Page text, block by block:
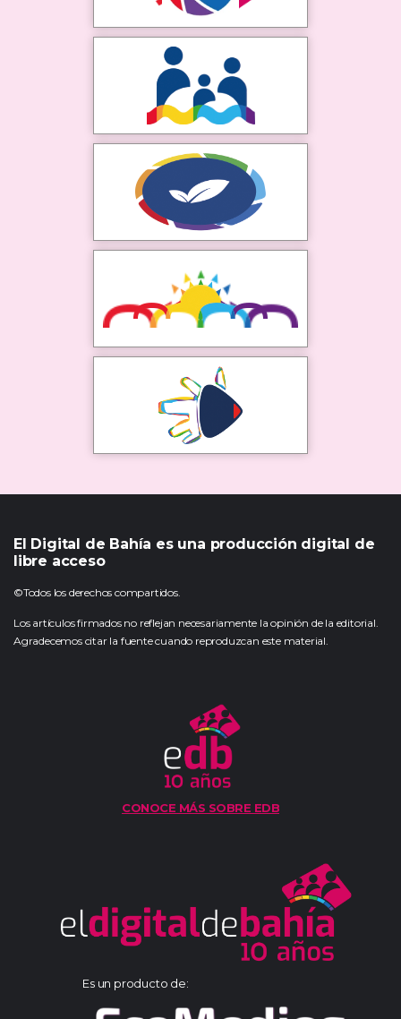
El Digital de Bahía es una producción digital de
libre acceso
©Todos los derechos compartidos.
Los artículos firmados no reflejan necesariamente la opinión de la editorial.
Agradecemos citar la fuente cuando reproduzcan este material.
CONOCE MÁS SOBRE EDB
Es un producto de: